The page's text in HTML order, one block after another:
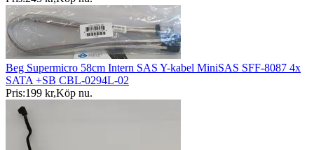
Beg Supermicro 58cm Intern SAS Y-kabel MiniSAS SFF-8087 4x
SATA +SB CBL-0294L-02
Pris:199 kr,Köp nu.